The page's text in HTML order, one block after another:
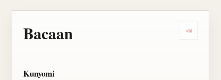
Bacaan
Kunyomi